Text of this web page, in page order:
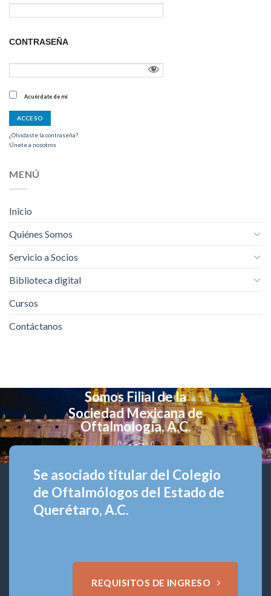
CONTRASEÑA
Acuérdate de mí
¿Olvidaste la contraseña?
Únete a nosotros
MENÚ
Inicio
Quiénes Somos
Servicio a Socios
Biblioteca digital
Cursos
Contáctanos
Somos Filial de la
Sociedad Mexicana de
Oftalmología, A.C.
Se asociado titular del Colegio
de Oftalmólogos del Estado de
Querétaro, A.C.
REQUISITOS DE INGRESO